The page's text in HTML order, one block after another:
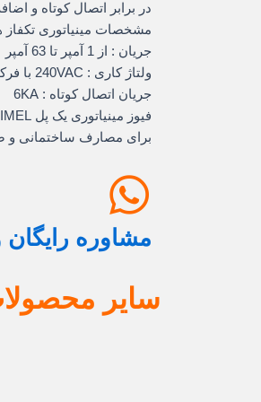
در برابر اتصال کوتاه و
مشخصات مینیاتوری تکفاز
جریان : از 1 آمپر تا 63 آمپر
ولتاژ کاری : 240VAC با فرکانس 50/60Hz
جریان اتصال کوتاه : 6KA
فیوز مینیاتوری یک پل HIMEL با دو تیپ منحنی قطع C ( کندکار ) و B ( تندکار )
برای مصارف ساختمانی
مشاوره رایگان
سایر